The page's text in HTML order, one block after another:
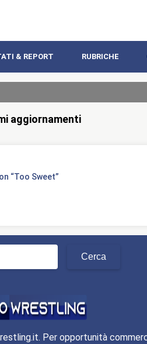
& REPORT RUBRICHE
aggiornamenti
“Too Sweet”
Per opportunità